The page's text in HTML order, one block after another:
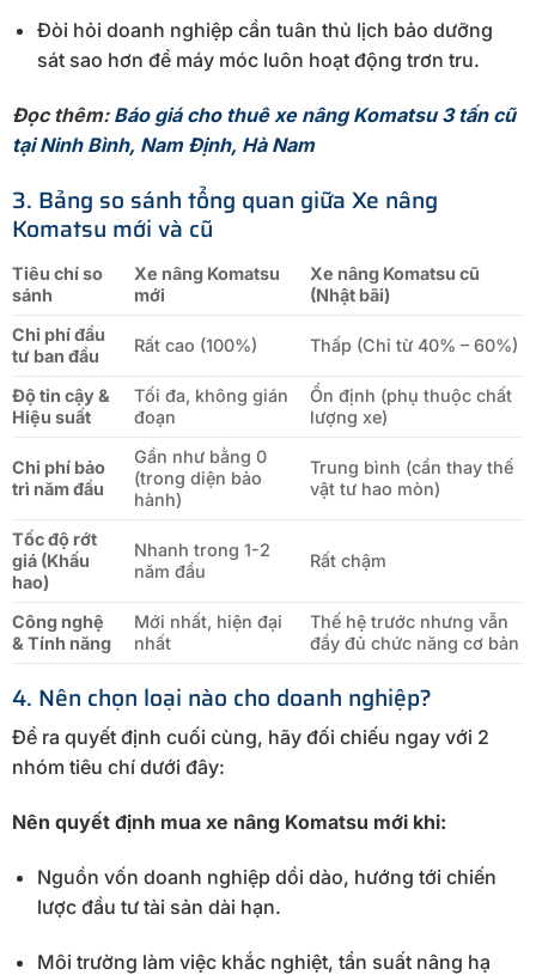
Đòi hỏi doanh nghiệp cần tuân thủ lịch bảo dưỡng
sát sao hơn để máy móc luôn hoạt động trơn tru.
Đọc thêm: Báo giá cho thuê xe nâng Komatsu 3 tấn cũ
tại Ninh Bình, Nam Định, Hà Nam
3. Bảng so sánh tổng quan giữa Xe nâng
Komatsu mới và cũ
Tiêu chí so
sánh
Xe nâng Komatsu
mới
Xe nâng Komatsu cũ
(Nhật bãi)
Chi phí đầu
tư ban đầu
Rất cao (100%) Thấp (Chỉ từ 40% – 60%)
Độ tin cậy &
Hiệu suất
Tối đa, không gián
đoạn
Ổn định (phụ thuộc chất
lượng xe)
Chi phí bảo
trì năm đầu
Gần như bằng 0
(trong diện bảo
hành)
Trung bình (cần thay thế
vật tư hao mòn)
Tốc độ rớt
giá (Khấu
hao)
Nhanh trong 1-2
năm đầu
Rất chậm
Công nghệ
& Tính năng
Mới nhất, hiện đại
nhất
Thế hệ trước nhưng vẫn
đầy đủ chức năng cơ bản
4. Nên chọn loại nào cho doanh nghiệp?
Để ra quyết định cuối cùng, hãy đối chiếu ngay với 2
nhóm tiêu chí dưới đây:
Nên quyết định mua xe nâng Komatsu mới khi:
Nguồn vốn doanh nghiệp dồi dào, hướng tới chiến
lược đầu tư tài sản dài hạn.
Môi trường làm việc khắc nghiệt, tần suất nâng hạ